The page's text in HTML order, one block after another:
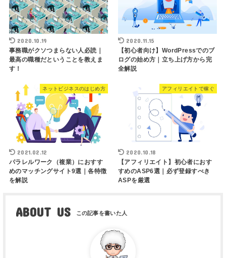
2020.10.19
事務職がクソつまらない人必読｜
最高の職種だということを教えま
す！
2020.11.15
【初心者向け】WordPressでのブ
ログの始め方｜立ち上げ方から完
全解説
ネットビジネスのはじめ方
2021.02.12
パラレルワーク（複業）におすす
めのマッチングサイト9選｜各特徴
を解説
アフィリエイトで稼ぐ
2020.10.18
【アフィリエイト】初心者におす
すめのASP6選｜必ず登録すべき
ASPを厳選
ABOUT US